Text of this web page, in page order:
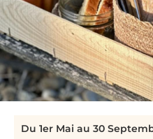
Du 1er Mai au 30